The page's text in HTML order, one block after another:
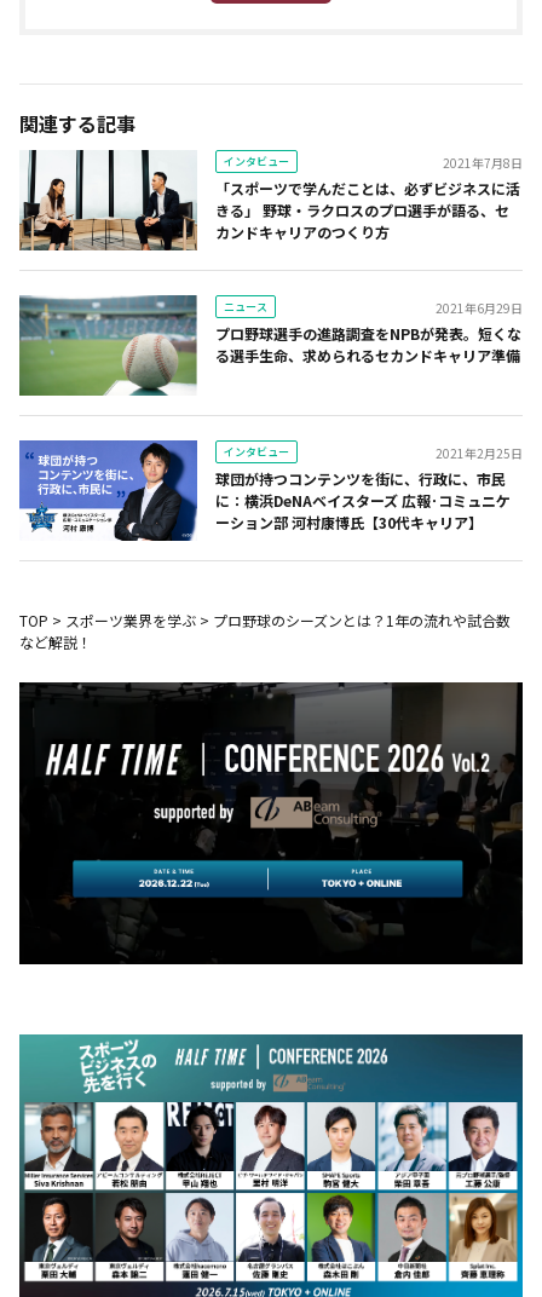
関連する記事
インタビュー 2021年7月8日
「スポーツで学んだことは、必ずビジネスに活
きる」 野球・ラクロスのプロ選手が語る、セ
カンドキャリアのつくり方
ニュース 2021年6月29日
プロ野球選手の進路調査をNPBが発表。短くな
る選手生命、求められるセカンドキャリア準備
インタビュー 2021年2月25日
球団が持つコンテンツを街に、行政に、市民
に：横浜DeNAベイスターズ 広報･コミュニケ
ーション部 河村康博氏【30代キャリア】
TOP > スポーツ業界を学ぶ > プロ野球のシーズンとは？1年の流れや試合数
など解説！